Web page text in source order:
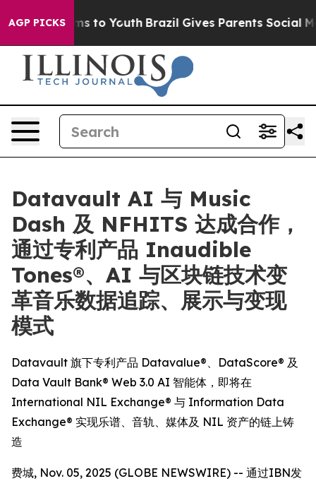
AGP PICKS
Harms to Youth Brazil Gives Parents Social Media
Datavault AI 与 Music
Dash 及 NFHITS 达成合作，
通过专利产品 Inaudible
Tones®、AI 与区块链技术变
革音乐数据追踪、展示与变现
模式
Datavault 旗下专利产品 Datavalue®、DataScore® 及
Data Vault Bank® Web 3.0 AI 智能体，即将在
International NIL Exchange® 与 Information Data
Exchange® 实现乐谱、音轨、媒体及 NIL 资产的链上铸
造
费城, Nov. 05, 2025 (GLOBE NEWSWIRE) -- 通过IBN发